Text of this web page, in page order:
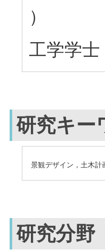
）
工学学
研究キー
景観デザイン，土木計
研究分野